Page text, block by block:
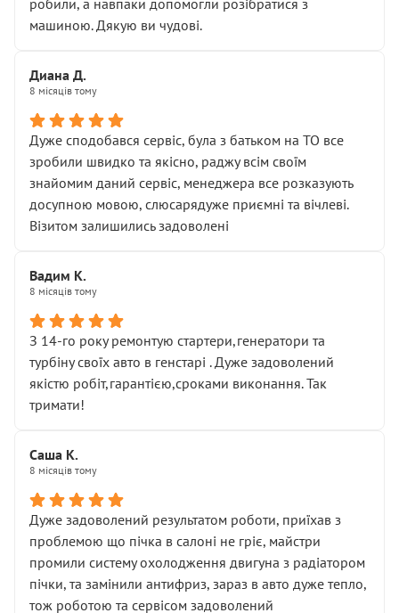
робили, а навпаки допомогли розібратися з
машиною. Дякую ви чудові.
Диана Д.
8 місяців тому
Дуже сподобався сервіс, була з батьком на ТО все
зробили швидко та якісно, раджу всім своїм
знайомим даний сервіс, менеджера все розказують
досупною мовою, слюсарядуже приємні та вічлеві.
Візитом залишились задоволені
Вадим К.
8 місяців тому
З 14-го року ремонтую стартери,генератори та
турбіну своїх авто в генстарі . Дуже задоволений
якістю робіт,гарантією,сроками виконання. Так
тримати!
Саша К.
8 місяців тому
Дуже задоволений результатом роботи, приїхав з
проблемою що пічка в салоні не гріє, майстри
промили систему охолодження двигуна з радіатором
пічки, та замінили антифриз, зараз в авто дуже тепло,
тож роботою та сервісом задоволений